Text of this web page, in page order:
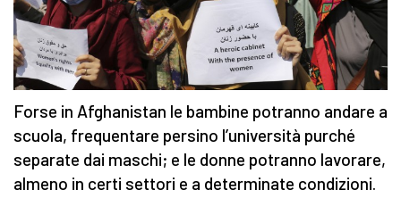
Forse in Afghanistan le bambine potranno andare a
scuola, frequentare persino l’università purché
separate dai maschi; e le donne potranno lavorare,
almeno in certi settori e a determinate condizioni.